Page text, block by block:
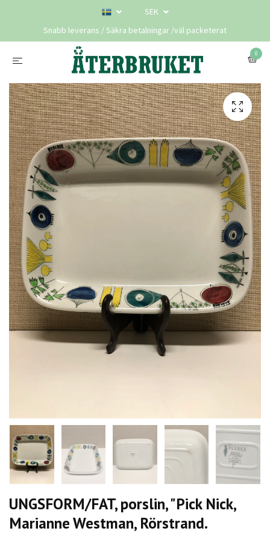
SEK
Snabb leverans / Säkra betalningar /väl packeterat
0
UNGSFORM/FAT, porslin, "Pick Nick,
Marianne Westman, Rörstrand.